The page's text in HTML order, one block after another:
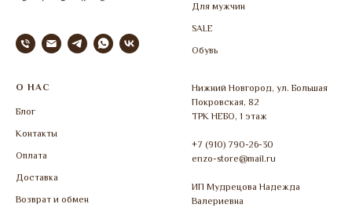
Для мужчин
SALE
Обувь
О НАС
Блог
Контакты
Оплата
Доставка
Возврат и обмен
Нижний Новгород, ул. Большая
Покровская, 82
ТРК НЕБО, 1 этаж
+7 (910) 790-26-30
enzo-store@mail.ru
ИП Мудрецова Надежда
Валериевна